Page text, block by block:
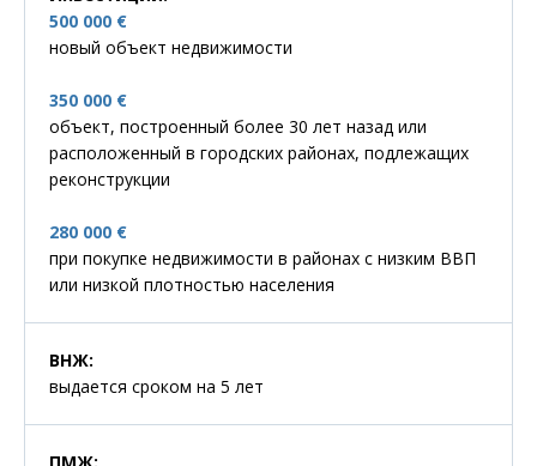
500 000 €
новый объект недвижимости
350 000 €
объект, построенный более 30 лет назад или
расположенный в городских районах, подлежащих
реконструкции
280 000 €
при покупке недвижимости в районах с низким ВВП
или низкой плотностью населения
ВНЖ:
выдается сроком на 5 лет